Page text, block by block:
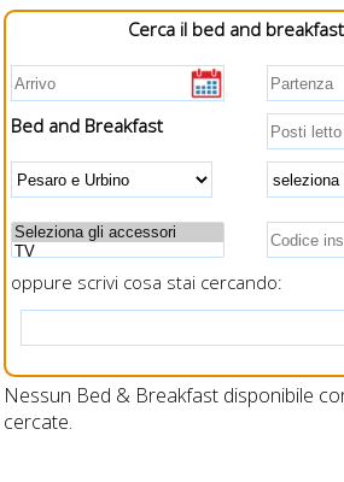
Cerca il bed and
Bed and Breakfast
oppure scrivi cosa stai cercando:
Nessun Bed & Breakfast disponibile
cercate.